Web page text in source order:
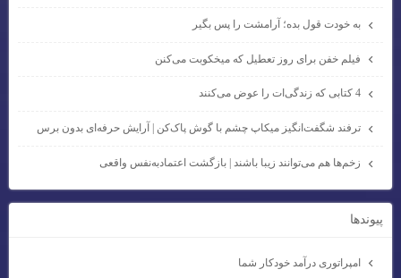
به خودت قول بده؛ آرامشت را پس بگیر
فیلم خفن برای روز تعطیل که میخکوبت می‌کنن
ترفند شگفت‌انگیز میکاپ چشم با گوش پاک‌کن | آرایش حرفه‌ای بدون برس
زخم‌ها هم می‌توانند زیبا باشند | بازگشت اعتمادبه‌نفس واقعی
پيوندها
امپراتوری درآمد خودکار شما